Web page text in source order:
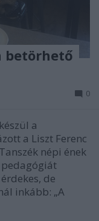
betörhető
0
a
a Liszt Ferenc
népi ének
pedagógiát
de
inkább: „A